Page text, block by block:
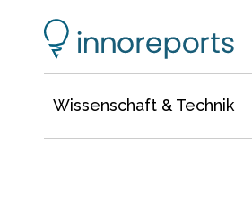
Wissenschaft & Technik